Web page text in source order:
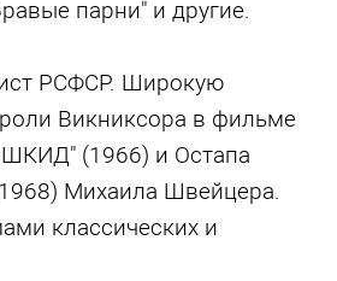
парни" и другие.
РСФСР. Широкую
Викниксора в фильме
ШКИД" (1966) и Остапа
Михаила Швейцера.
классических и